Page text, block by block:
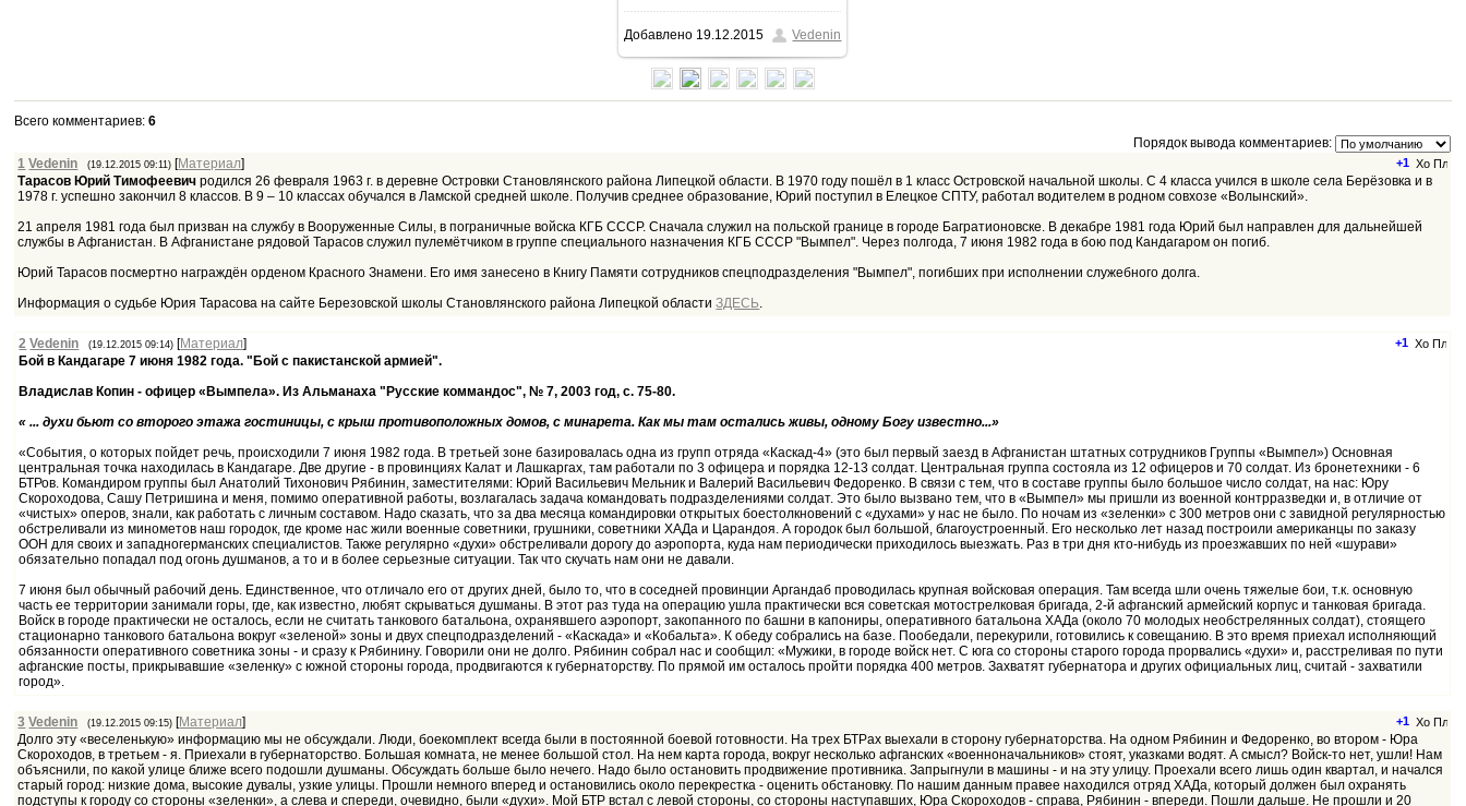
470x703/ 55.1Kb
Добавлено 19.12.2015 Vedenin
Всего комментариев:6
Порядок вывода комментариев:
+1
1 Vedenin (19.12.2015 09:11) [Материал]
Тарасов Юрий Тимофеевич родился 26 февраля 1963 г. в деревне Островки Становлянского района Липецкой области. В 1970 году пошёл в 1 класс Островской начальной школы. С 4 класса учился в школе села Берёзовка и в
1978 г. успешно закончил 8 классов. В 9 – 10 классах обучался в Ламской средней школе. Получив среднее образование, Юрий поступил в Елецкое СПТУ, работал водителем в родном совхозе «Волынский».
21 апреля 1981 года был призван на службу в Вооруженные Силы, в пограничные войска КГБ СССР. Сначала служил на польской границе в городе Багратионовске. В декабре 1981 года Юрий был направлен для дальнейшей
службы в Афганистан. В Афганистане рядовой Тарасов служил пулемётчиком в группе специального назначения КГБ СССР "Вымпел". Через полгода, 7 июня 1982 года в бою под Кандагаром он погиб.
Юрий Тарасов посмертно награждён орденом Красного Знамени. Его имя занесено в Книгу Памяти сотрудников спецподразделения "Вымпел", погибших при исполнении служебного долга.
Информация о судьбе Юрия Тарасова на сайте Березовской школы Становлянского района Липецкой областиЗДЕСЬ.
+1
2 Vedenin (19.12.2015 09:14) [Материал]
Бой в Кандагаре 7 июня 1982 года. "Бой с пакистанской армией".
Владислав Копин - офицер «Вымпела». Из Альманаха "Русские коммандос", № 7, 2003 год, с. 75-80.
« ... духи бьют со второго этажа гостиницы, с крыш противоположных домов, с минарета. Как мы там остались живы, одному Богу известно...»
«События, о которых пойдет речь, происходили 7 июня 1982 года. В третьей зоне базировалась одна из групп отряда «Каскад-4» (это был первый заезд в Афганистан штатных сотрудников Группы «Вымпел») Основная
центральная точка находилась в Кандагаре. Две другие - в провинциях Калат и Лашкаргах, там работали по 3 офицера и порядка 12-13 солдат. Центральная группа состояла из 12 офицеров и 70 солдат. Из бронетехники - 6
БТРов. Командиром группы был Анатолий Тихонович Рябинин, заместителями: Юрий Васильевич Мельник и Валерий Васильевич Федоренко. В связи с тем, что в составе группы было большое число солдат, на нас: Юру
Скороходова, Сашу Петришина и меня, помимо оперативной работы, возлагалась задача командовать подразделениями солдат. Это было вызвано тем, что в «Вымпел» мы пришли из военной контрразведки и, в отличие от
«чистых» оперов, знали, как работать с личным составом. Надо сказать, что за два месяца командировки открытых боестолкновений с «духами» у нас не было. По ночам из «зеленки» с 300 метров они с завидной регулярностью
обстреливали из минометов наш городок, где кроме нас жили военные советники, грушники, советники ХАДа и Царандоя. А городок был большой, благоустроенный. Его несколько лет назад построили американцы по заказу
ООН для своих и западногерманских специалистов. Также регулярно «духи» обстреливали дорогу до аэропорта, куда нам периодически приходилось выезжать. Раз в три дня кто-нибудь из проезжавших по ней «шурави»
обязательно попадал под огонь душманов, а то и в более серьезные ситуации. Так что скучать нам они не давали.
7 июня был обычный рабочий день. Единственное, что отличало его от других дней, было то, что в соседней провинции Аргандаб проводилась крупная войсковая операция. Там всегда шли очень тяжелые бои, т.к. основную
часть ее территории занимали горы, где, как известно, любят скрываться душманы. В этот раз туда на операцию ушла практически вся советская мотострелковая бригада, 2-й афганский армейский корпус и танковая бригада.
Войск в городе практически не осталось, если не считать танкового батальона, охранявшего аэропорт, закопанного по башни в капониры, оперативного батальона ХАДа (около 70 молодых необстрелянных солдат), стоящего
стационарно танкового батальона вокруг «зеленой» зоны и двух спецподразделений - «Каскада» и «Кобальта». К обеду собрались на базе. Пообедали, перекурили, готовились к совещанию. В это время приехал исполняющий
обязанности оперативного советника зоны - и сразу к Рябинину. Говорили они не долго. Рябинин собрал нас и сообщил: «Мужики, в городе войск нет. С юга со стороны старого города прорвались «духи» и, расстреливая по пути
афганские посты, прикрывавшие «зеленку» с южной стороны города, продвигаются к губернаторству. По прямой им осталось пройти порядка 400 метров. Захватят губернатора и других официальных лиц, считай - захватили
город».
+1
3 Vedenin (19.12.2015 09:15) [Материал]
Долго эту «веселенькую» информацию мы не обсуждали. Люди, боекомплект всегда были в постоянной боевой готовности. На трех БТРах выехали в сторону губернаторства. На одном Рябинин и Федоренко, во втором - Юра
Скороходов, в третьем - я. Приехали в губернаторство. Большая комната, не менее большой стол. На нем карта города, вокруг несколько афганских «военноначальников» стоят, указками водят. А смысл? Войск-то нет, ушли! Нам
объяснили, по какой улице ближе всего подошли душманы. Обсуждать больше было нечего. Надо было остановить продвижение противника. Запрыгнули в машины - и на эту улицу. Проехали всего лишь один квартал, и начался
старый город: низкие дома, высокие дувалы, узкие улицы. Прошли немного вперед и остановились около перекрестка - оценить обстановку. По нашим данным правее находился отряд ХАДа, который должен был охранять
подступы к городу со стороны «зеленки», а слева и спереди, очевидно, были «духи». Мой БТР встал с левой стороны, со стороны наступавших, Юра Скороходов - справа, Рябинин - впереди. Пошли дальше. Не прошли и 20